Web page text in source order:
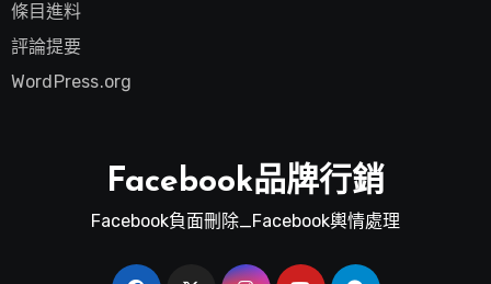
條目進料
評論提要
WordPress.org
Facebook品牌行銷
Facebook負面刪除_Facebook輿情處理